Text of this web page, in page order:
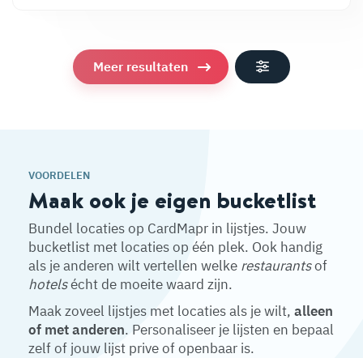
Meer resultaten
VOORDELEN
Maak ook je eigen bucketlist
Bundel locaties op CardMapr in lijstjes. Jouw
bucketlist met locaties op één plek. Ook handig
als je anderen wilt vertellen welke restaurantsof
hotelsécht de moeite waard zijn.
Maak zoveel lijstjes met locaties als je wilt, alleen
of met anderen. Personaliseer je lijsten en bepaal
zelf of jouw lijst prive of openbaar is.